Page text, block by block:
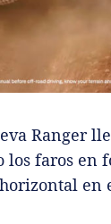
Ranger
los faros en
en